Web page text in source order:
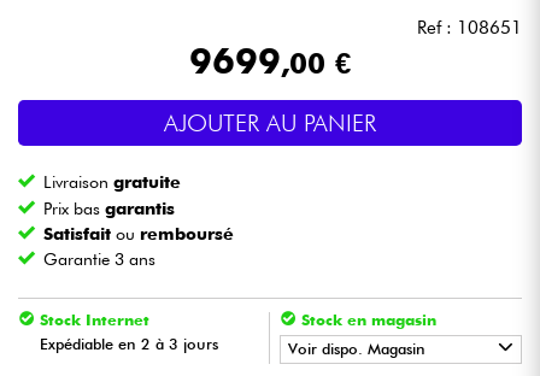
Batteries & Percu
Violons & Quatuor
Eveil Musical
Ref : 108651
9699,00 €
AJOUTER AU PANIER
Livraisongratuite
Prix basgarantis
Satisfait ou remboursé
Garantie 3 ans
Stock Internet
Expédiable en 2 à 3 jours
Stock en magasin
Voir dispo. Magasin